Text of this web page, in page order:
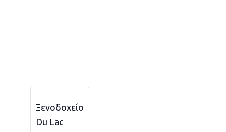
Ξενοδοχείο
Du Lac